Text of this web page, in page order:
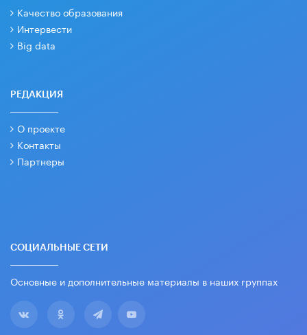
Качество образования
Интервести
Big data
РЕДАКЦИЯ
О проекте
Контакты
Партнеры
СОЦИАЛЬНЫЕ СЕТИ
Основные и дополнительные материалы в наших группах